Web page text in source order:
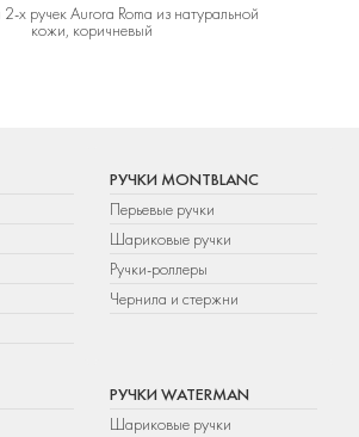
х ручек Aurora Roma из натуральной
кожи, коричневый
РУЧКИ MONTBLANC
Перьевые ручки
Шариковые ручки
Ручки-роллеры
Чернила и стержни
РУЧКИ WATERMAN
Шариковые ручки